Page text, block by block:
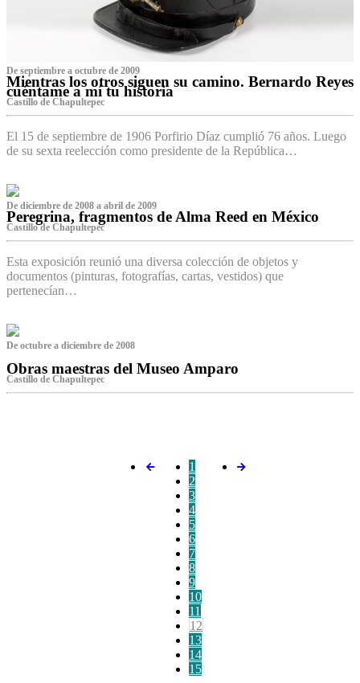
De septiembre a octubre de 2009
Mientras los otros siguen su camino. Bernardo Reyes
cuéntame a mí tu historia
Castillo de Chapultepec
El 15 de septiembre de 1906 Porfirio Díaz cumplió 76 años. Luego
de su sexta reelección como presidente de la República…
De diciembre de 2008 a abril de 2009
Peregrina, fragmentos de Alma Reed en México
Castillo de Chapultepec
Esta exposición reunió una diversa colección de objetos y
documentos (pinturas, fotografías, cartas, vestidos) que
pertenecían…
De octubre a diciembre de 2008
Obras maestras del Museo Amparo
Castillo de Chapultepec
1
2
3
4
5
6
7
8
9
10
11
12
13
14
15